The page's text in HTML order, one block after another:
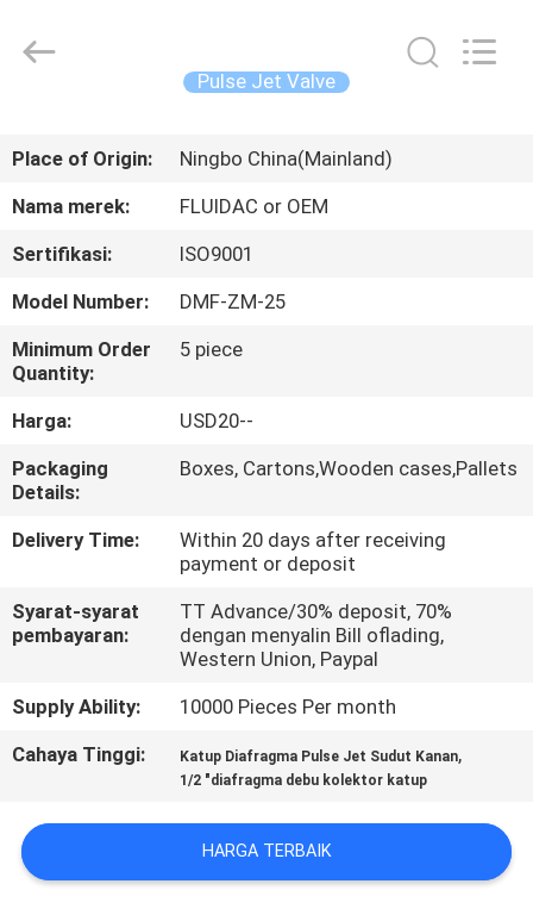
PRODUK
TENTANG
KAMI
TUR
PABRIK
KUALITAS
HUBUNGI
KAMI
PERMINTAAN
PENAWARAN
AUTOMATIC
CONTROL
Pulse Jet Valve
Place of Origin:
Ningbo China(Mainland)
Nama merek:
FLUIDAC or OEM
Sertifikasi:
ISO9001
Model Number:
DMF-ZM-25
Minimum Order
Quantity:
5 piece
Harga:
USD20--
Packaging
Details:
Boxes, Cartons,Wooden cases,Pallets
Delivery Time:
Within 20 days after receiving
payment or deposit
Syarat-syarat
pembayaran:
TT Advance/30% deposit, 70%
dengan menyalin Bill oflading,
Western Union, Paypal
Supply Ability:
10000 Pieces Per month
Cahaya Tinggi:
Katup Diafragma Pulse Jet Sudut Kanan,
1/2 "diafragma debu kolektor katup
HARGA TERBAIK